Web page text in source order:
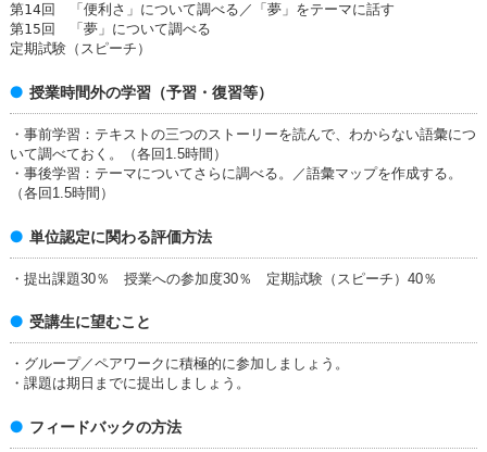
第14回 「便利さ」について調べる／「夢」をテーマに話す
第15回 「夢」について調べる
定期試験（スピーチ）
授業時間外の学習（予習・復習等）
・事前学習：テキストの三つのストーリーを読んで、わからない語彙につ
いて調べておく。（各回1.5時間）
・事後学習：テーマについてさらに調べる。／語彙マップを作成する。
（各回1.5時間）
単位認定に関わる評価方法
・提出課題30％ 授業への参加度30％ 定期試験（スピーチ）40％
受講生に望むこと
・グループ／ペアワークに積極的に参加しましょう。
・課題は期日までに提出しましょう。
フィードバックの方法